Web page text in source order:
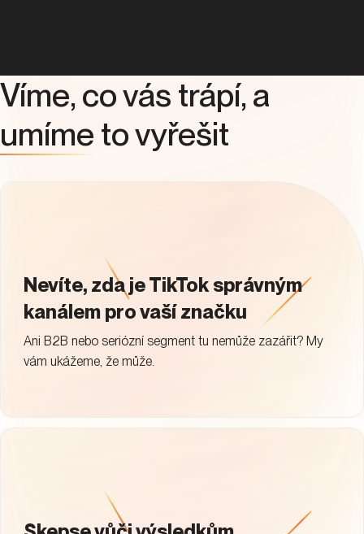
Víme, co vás trápí, a
umíme to vyřešit
Nevíte, zda je TikTok správným
kanálem pro vaší značku
Ani B2B nebo seriózní segment tu nemůže zazářit? My
vám ukážeme, že může.